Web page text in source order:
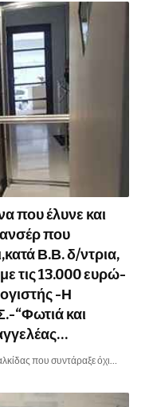
που έλυνε και
που
Β.Β. δ/ντρια,
τις 13.000 ευρώ-
-Η
“Φωτιά και
που συντάραξε όχι…